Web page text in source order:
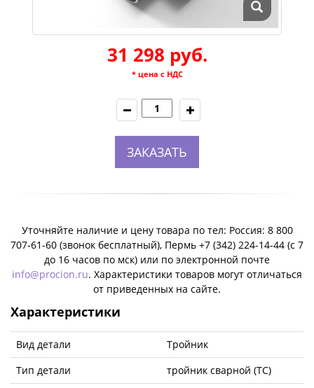
31 298 руб.
* цена с НДС
ЗАКАЗАТЬ
Уточняйте наличие и цену товара по тел: Россия: 8 800
707-61-60 (звонок бесплатный), Пермь +7 (342) 224-14-44 (c 7
до 16 часов по мск) или по электронной почте
info@procion.ru. Характеристики товаров могут отличаться
от приведенных на сайте.
Характеристики
Вид детали
Тройник
Тип детали
тройник сварной (ТС)